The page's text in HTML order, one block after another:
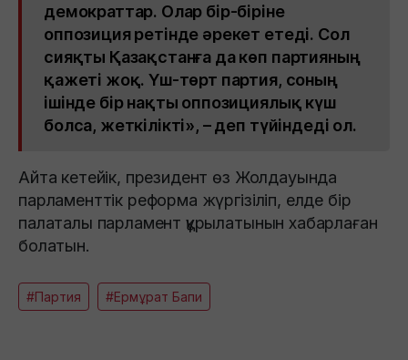
демократтар. Олар бір-біріне
оппозиция ретінде әрекет етеді. Сол
сияқты Қазақстанға да көп партияның
қажеті жоқ. Үш-төрт партия, соның
ішінде бір нақты оппозициялық күш
болса, жеткілікті», – деп түйіндеді ол.
Айта кетейік, президент өз Жолдауында
парламенттік реформа жүргізіліп, елде бір
палаталы парламент құрылатынын хабарлаған
болатын.
#Партия #Ермұрат Бапи